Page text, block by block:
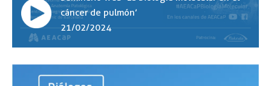
cáncer de pulmón’
21/02/2024